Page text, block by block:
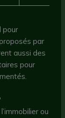
pour
par
aussi des
pour
ou